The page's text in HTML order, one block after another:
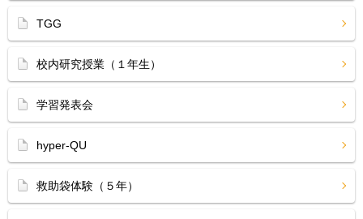
TGG
校内研究授業（１年生）
学習発表会
hyper-QU
救助袋体験（５年）